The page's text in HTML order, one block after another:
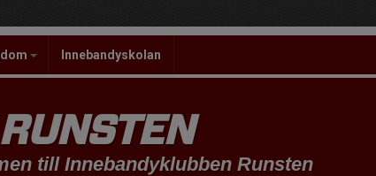
Innebandyskolan
till Innebandyklubben Runsten